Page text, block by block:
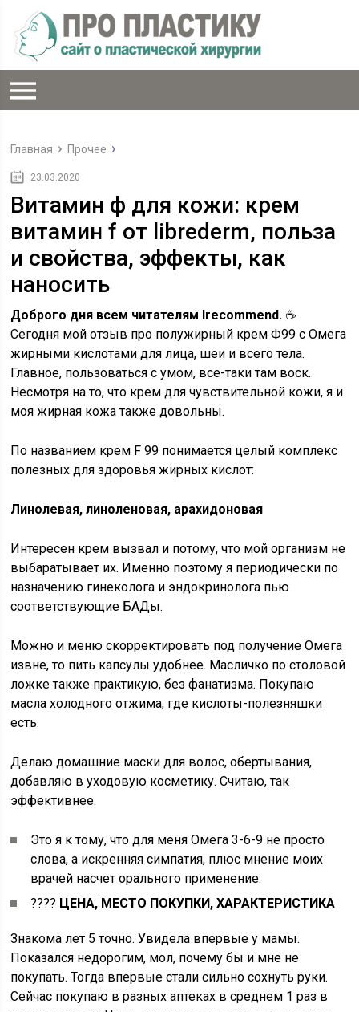
Главная Прочее
23.03.2020
Витамин ф для кожи: крем
витамин f от librederm, польза
и свойства, эффекты, как
наносить
Доброго дня всем читателям Irecommend. ☕
Сегодня мой отзыв про полужирный крем Ф99 с Омега
жирными кислотами для лица, шеи и всего тела.
Главное, пользоваться с умом, все-таки там воск.
Несмотря на то, что крем для чувствительной кожи, я и
моя жирная кожа также довольны.
По названием крем F 99 понимается целый комплекс
полезных для здоровья жирных кислот:
Линолевая, линоленовая, арахидоновая
Интересен крем вызвал и потому, что мой организм не
выбаратывает их. Именно поэтому я периодически по
назначению гинеколога и эндокринолога пью
соответствующие БАДы.
Можно и меню скорректировать под получение Омега
извне, то пить капсулы удобнее. Масличко по столовой
ложке также практикую, без фанатизма. Покупаю
масла холодного отжима, где кислоты-полезняшки
есть.
Делаю домашние маски для волос, обертывания,
добавляю в уходовую косметику. Считаю, так
эффективнее.
Это я к тому, что для меня Омега 3-6-9 не просто
слова, а искренняя симпатия, плюс мнение моих
врачей насчет орального применение.
???? ЦЕНА, МЕСТО ПОКУПКИ, ХАРАКТЕРИСТИКА
Знакома лет 5 точно. Увидела впервые у мамы.
Показался недорогим, мол, почему бы и мне не
покупать. Тогда впервые стали сильно сохнуть руки.
Сейчас покупаю в разных аптеках в среднем 1 раз в